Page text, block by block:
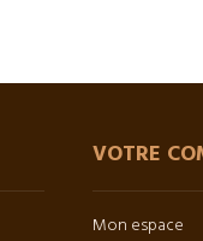
VOTRE
Mon espace